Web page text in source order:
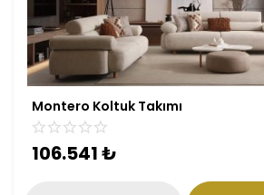
Montero Koltuk Takımı
106.541₺